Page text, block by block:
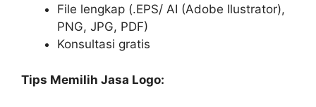
File lengkap (.EPS/ AI (Adobe Ilustrator),
PNG, JPG, PDF)
Konsultasi gratis
Tips Memilih Jasa Logo: